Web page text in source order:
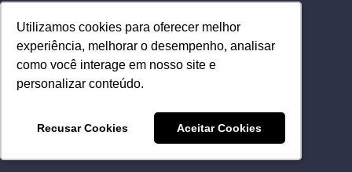
Utilizamos cookies para oferecer melhor
experiência, melhorar o desempenho, analisar
como você interage em nosso site e
personalizar conteúdo.
Recusar Cookies Aceitar Cookies
Utilizamos cookies para oferecer melhor
experiência, melhorar o desempenho, analisar
como você interage em nosso site e
personalizar conteúdo.
Recusar Cookies Aceitar Cookies
Quero patrocinar
Contato
Home
© 2025 Security Leader. Todos os Direitos Reservados.